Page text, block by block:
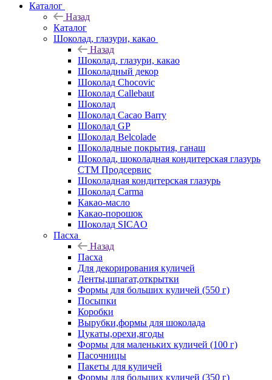
Каталог
Назад
Каталог
Шоколад, глазури, какао
Назад
Шоколад, глазури, какао
Шоколадный декор
Шоколад Chocovic
Шоколад Callebaut
Шоколад
Шоколад Cacao Barry
Шоколад GP
Шоколад Belcolade
Шоколадные покрытия, ганаш
Шоколад, шоколадная кондитерская глазурь
СТМ Продсервис
Шоколадная кондитерская глазурь
Шоколад Carma
Какао-масло
Какао-порошок
Шоколад SICAO
Пасха
Назад
Пасха
Для декорирования куличей
Ленты,шпагат,открытки
Формы для больших куличей (550 г)
Посыпки
Коробки
Вырубки,формы для шоколада
Цукаты,орехи,ягоды
Формы для маленьких куличей (100 г)
Пасочницы
Пакеты для куличей
Формы для больших куличей (350 г)